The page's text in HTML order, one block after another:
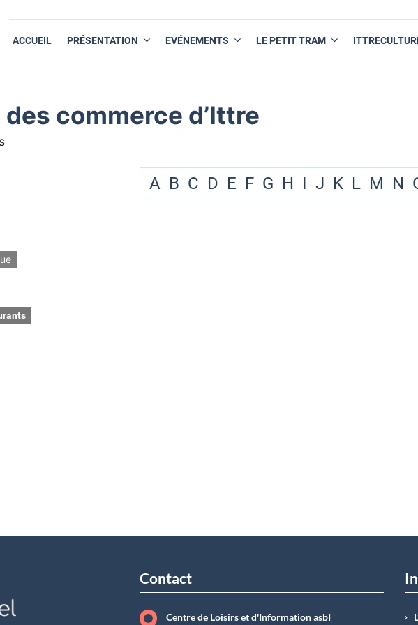
ACCUEIL PRÉSENTATION EVÉNEMENTS LE PETIT TRAM
commerce d’Ittre
A B C D E F G H I J K L M N
Contact
Centre de Loisirs et d'Information asbI